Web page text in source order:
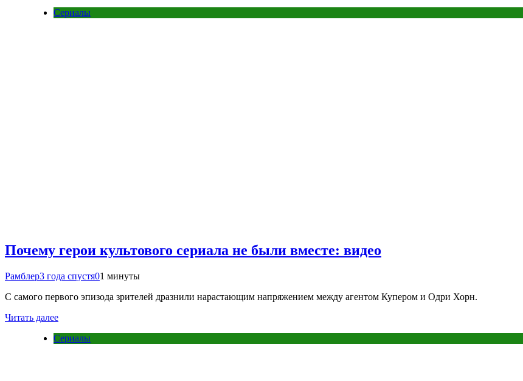
Сериалы
Почему герои культового сериала не были вместе: видео
Рамблер3 года спустя01 минуты
С самого первого эпизода зрителей дразнили нарастающим напряжением между агентом Купером и Одри Хорн.
Читать далее
Сериалы